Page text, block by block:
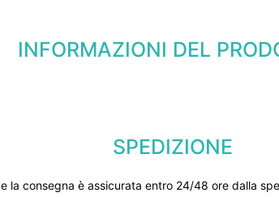
INFORMAZIONI DEL
SPEDIZIONE
la consegna è assicurata entro 24/48 ore dalla